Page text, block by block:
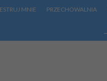
MNIE PRZECHOWALNIA